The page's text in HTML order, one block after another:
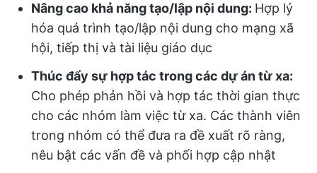
Nâng cao khả năng tạo/lập nội dung: Hợp lý
hóa quá trình tạo/lập nội dung cho mạng xã
hội, tiếp thị và tài liệu giáo dục
Thúc đẩy sự hợp tác trong các dự án từ xa:
Cho phép phản hồi và hợp tác thời gian thực
cho các nhóm làm việc từ xa. Các thành viên
trong nhóm có thể đưa ra đề xuất rõ ràng,
nêu bật các vấn đề và phối hợp cập nhật